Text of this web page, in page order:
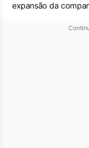
expansão da